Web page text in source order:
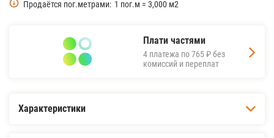
Продаётся пог.метрами: 1 пог.м = 3,000 м2
Плати частями
4 платежа по765 ₽без
комиссий и переплат
Характеристики